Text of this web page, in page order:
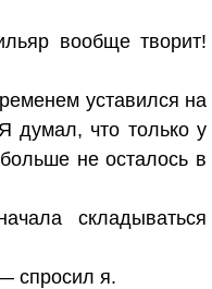
вообще творит!
уставился на
думал, что только у
не осталось в
складываться
спросил я.